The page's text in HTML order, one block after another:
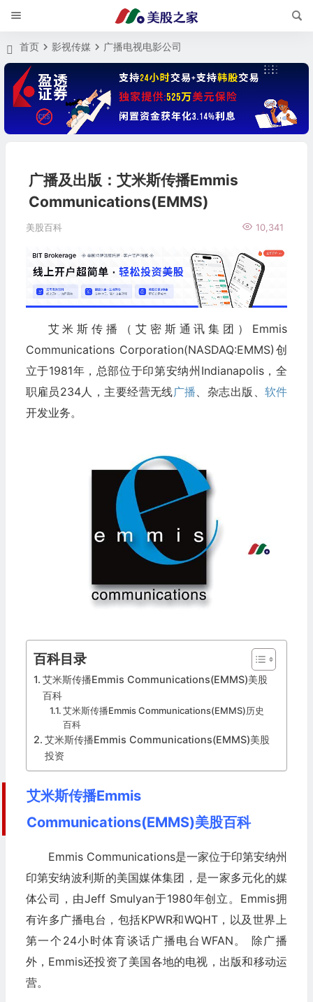
首页 影视传媒 广播电视电影公司
广播及出版：艾米斯传播Emmis
Communications(EMMS)
美股百科 10,341
艾米斯传播（艾密斯通讯集团）Emmis
Communications Corporation(NASDAQ:EMMS)创
立于1981年，总部位于印第安纳州Indianapolis，全
职雇员234人，主要经营无线广播 、杂志出版、 软件
开发业务。
百科目录
艾米斯传播Emmis Communications(EMMS)美股
百科
艾米斯传播Emmis Communications(EMMS)历史
百科
艾米斯传播Emmis Communications(EMMS)美股
投资
艾米斯传播Emmis
Communications(EMMS)美股百科
Emmis Communications是一家位于印第安纳州
印第安纳波利斯的美国媒体集团，是一家多元化的媒
体公司，由Jeff Smulyan于1980年创立。Emmis拥
有许多广播电台，包括KPWR和WQHT，以及世界上
第一个24小时体育谈话广播电台WFAN。 除广播
外，Emmis还投资了美国各地的电视，出版和移动运
营。